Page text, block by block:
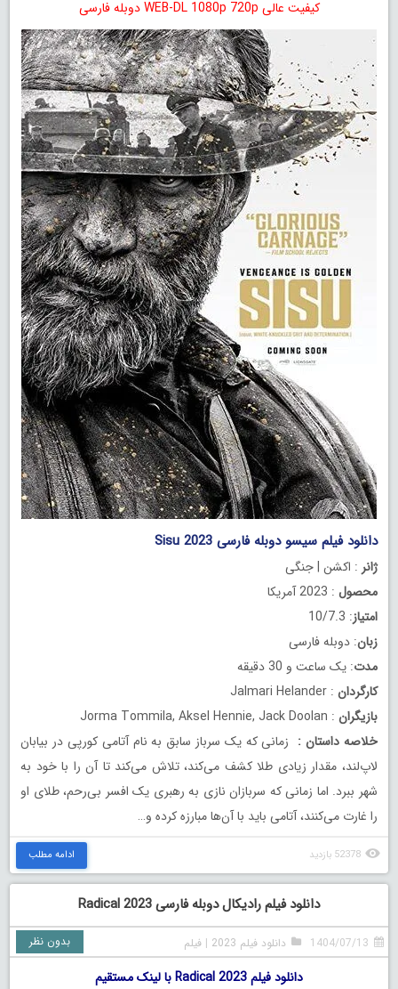
کیفیت عالی WEB-DL 1080p 720p دوبله فارسی
دانلود فیلم سیسو دوبله فارسی Sisu 2023
ژانر : اکشن | جنگی
محصول : 2023 آمریکا
امتیاز: 10/7.3
زبان: دوبله فارسی
مدت: یک ساعت و 30 دقیقه
کارگردان : Jalmari Helander
بازیگران : Jorma Tommila, Aksel Hennie, Jack Doolan
خلاصه داستان : زمانی که یک سرباز سابق به نام آتامی کورپی در بیابان
لاپ‌لند، مقدار زیادی طلا کشف می‌کند، تلاش می‌کند تا آن را با خود به
شهر ببرد. اما زمانی که سربازان نازی به رهبری یک افسر بی‌رحم، طلای او
را غارت می‌کنند، آتامی باید با آن‌ها مبارزه کرده و…
52378 بازدید ادامه مطلب
دانلود فیلم رادیکال دوبله فارسی Radical 2023
1404/07/13 دانلود فیلم 2023 |فیلم بدون نظر
دانلود فیلم Radical 2023 با لینک مستقیم